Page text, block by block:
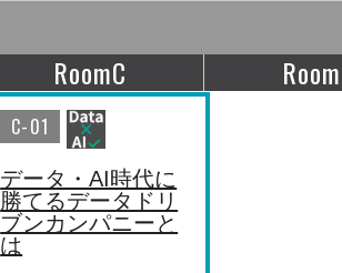
RoomC
C-01
データ・AI時代に
勝てるデータドリ
ブンカンパニーと
は